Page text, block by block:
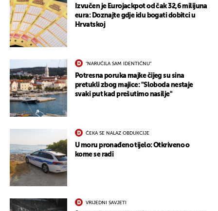
Izvučen je Eurojackpot od čak 32,6 milijuna
eura: Doznajte gdje idu bogati dobitci u
Hrvatskoj
"NARUČILA SAM IDENTIČNU"
Potresna poruka majke čijeg su sina
pretukli zbog majice: "Sloboda nestaje
svaki put kad prešutimo nasilje"
ČEKA SE NALAZ OBDUKCIJE
U moru pronađeno tijelo: Otkriveno o
kome se radi
VRIJEDNI SAVJETI
UKLJUČITE NOTIFIKACIJE